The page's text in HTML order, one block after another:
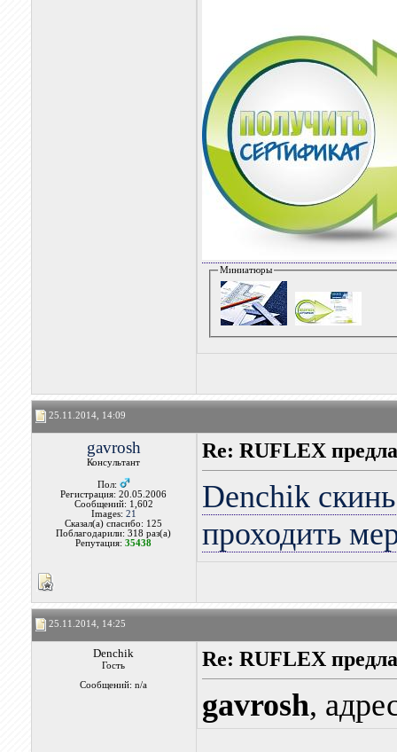
Миниатюры
25.11.2014, 14:09
gavrosh
Консультант
Пол:
Регистрация: 20.05.2006
Сообщений: 1,602
Images: 21
Сказал(а) спасибо: 125
Поблагодарили: 318 раз(а)
Репутация:35438
Re: RUFLEX
Denchik
проходить
25.11.2014, 14:25
Denchik
Гость
Сообщений: n/a
Re: RUFLEX
gavrosh,